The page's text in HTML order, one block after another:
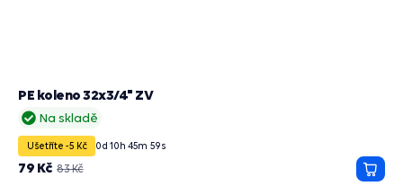
Na skladě
PE koleno 32x3/4" ZV
Ušetříte -5 Kč 0d 10h 45m 58s
83 Kč
79 Kč